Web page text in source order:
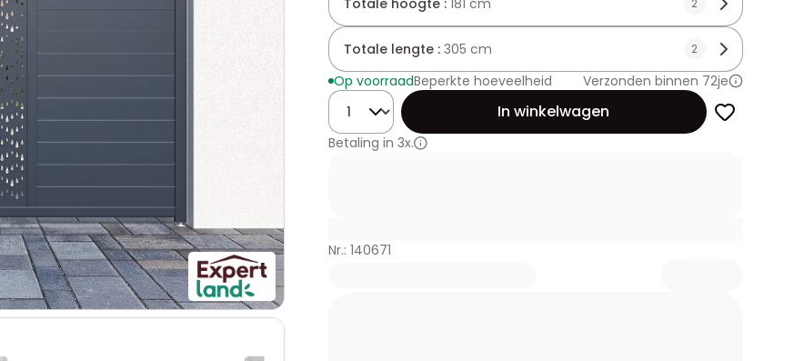
Totale hoogte : 181 cm 2
Totale lengte : 305 cm 2
Op voorraadBeperkte hoeveelheid
Verzonden binnen 72je
Hoeveelheid
In winkelwagen
Betaling in 3x.
Nr.: 140671